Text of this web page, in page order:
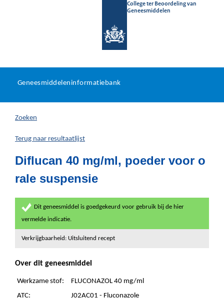
College ter Beoordeling van
Geneesmiddelen
U
hier:
Geneesmiddeleninformatiebank
Zoeken
Terug naar resultaatlijst
Diflucan 40 mg/ml, poeder voor o
rale suspensie
Dit geneesmiddel is goedgekeurd voor gebruik bij de hier
vermelde indicatie.
Verkrijgbaarheid: Uitsluitend recept
Over dit geneesmiddel
Werkzame stof:
FLUCONAZOL 40 mg/ml
ATC:
J02AC01 - Fluconazole